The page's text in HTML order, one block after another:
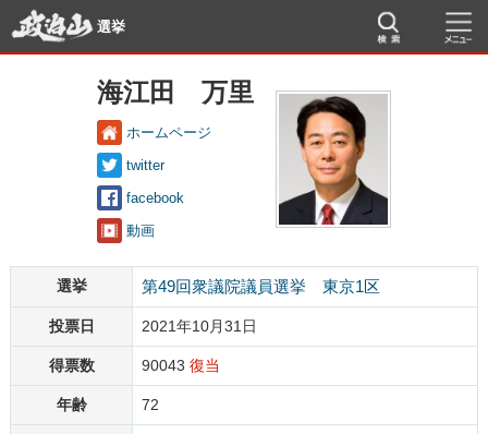
選挙
海江田 万里
ホームページ
twitter
facebook
動画
選挙 第49回衆議院議員選挙 東京1区
投票日 2021年10月31日
得票数 90043 復当
年齢 72